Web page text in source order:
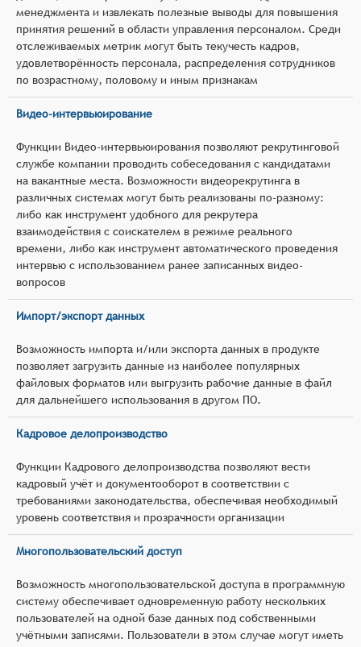
менеджмента и извлекать полезные выводы для повышения
принятия решений в области управления персоналом. Среди
отслеживаемых метрик могут быть текучесть кадров,
удовлетворённость персонала, распределения сотрудников
по возрастному, половому и иным признакам
Видео-интервьюирование
Функции Видео-интервьюирования позволяют рекрутинговой
службе компании проводить собеседования с кандидатами
на вакантные места. Возможности видеорекрутинга в
различных системах могут быть реализованы по-разному:
либо как инструмент удобного для рекрутера
взаимодействия с соискателем в режиме реального
времени, либо как инструмент автоматического проведения
интервью с использованием ранее записанных видео-
вопросов
Импорт/экспорт данных
Возможность импорта и/или экспорта данных в продукте
позволяет загрузить данные из наиболее популярных
файловых форматов или выгрузить рабочие данные в файл
для дальнейшего использования в другом ПО.
Кадровое делопроизводство
Функции Кадрового делопроизводства позволяют вести
кадровый учёт и документооборот в соответствии с
требованиями законодательства, обеспечивая необходимый
уровень соответствия и прозрачности организации
Многопользовательский доступ
Возможность многопользовательской доступа в программную
систему обеспечивает одновременную работу нескольких
пользователей на одной базе данных под собственными
учётными записями. Пользователи в этом случае могут иметь